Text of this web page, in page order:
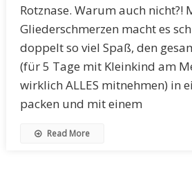
Rotznase. Warum auch nicht?!
Gliederschmerzen macht es
doppelt so viel Spaß, den
(für 5 Tage mit Kleinkind am
wirklich ALLES mitnehmen) in
packen und mit einem
Read More